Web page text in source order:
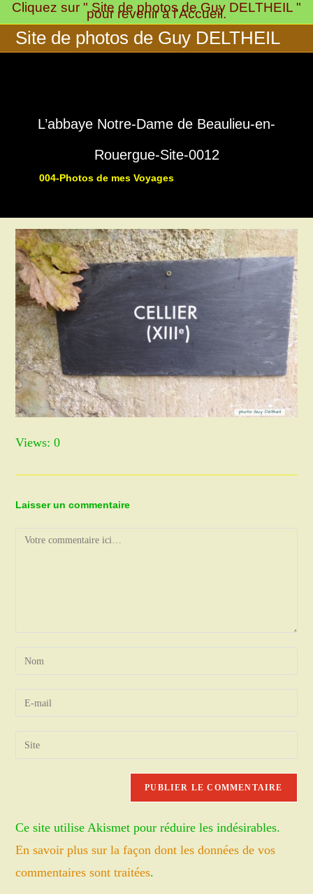
Skip
to
content
Cliquez sur " Site de photos de Guy DELTHEIL "
pour revenir à l'Accueil.
Site de photos de Guy DELTHEIL
L’abbaye Notre-Dame de Beaulieu-en-
Rouergue-Site-0012
004-Photos de mes Voyages
Views: 0
Laisser un commentaire
Comment
Enter
Enter
address
Saisir
(facultatif)
Ce site utilise Akismet pour réduire les indésirables.
En savoir plus sur la façon dont les données de vos
commentaires sont traitées.